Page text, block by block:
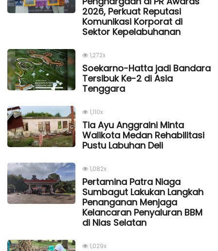
2026, Perkuat Reputasi
Komunikasi Korporat di
Sektor Kepelabuhanan
1,272x
Soekarno-Hatta jadi Bandara
Tersibuk Ke-2 di Asia
Tenggara
1,110x
Tia Ayu Anggraini Minta
Walikota Medan Rehabilitasi
Pustu Labuhan Deli
1,082x
Pertamina Patra Niaga
Sumbagut Lakukan Langkah
Penanganan Menjaga
Kelancaran Penyaluran BBM
di Nias Selatan
1,029x